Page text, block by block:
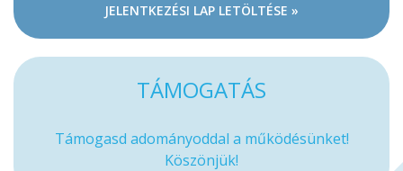
JELENTKEZÉSI LAP LETÖLTÉSE »
TÁMOGATÁS
Támogasd adományoddal a működésünket!
Köszönjük!